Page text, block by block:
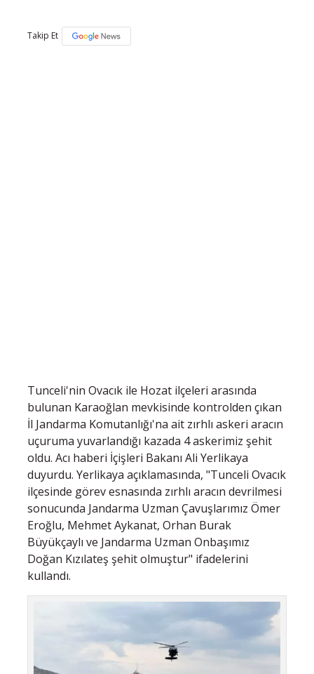
Takip Et
Tunceli'nin Ovacık ile Hozat ilçeleri arasında
bulunan Karaoğlan mevkisinde kontrolden çıkan
İl Jandarma Komutanlığı'na ait zırhlı askeri aracın
uçuruma yuvarlandığı kazada 4 askerimiz şehit
oldu. Acı haberi İçişleri Bakanı Ali Yerlikaya
duyurdu. Yerlikaya açıklamasında, "Tunceli Ovacık
ilçesinde görev esnasında zırhlı aracın devrilmesi
sonucunda Jandarma Uzman Çavuşlarımız Ömer
Eroğlu, Mehmet Aykanat, Orhan Burak
Büyükçaylı ve Jandarma Uzman Onbaşımız
Doğan Kızılateş şehit olmuştur" ifadelerini
kullandı.